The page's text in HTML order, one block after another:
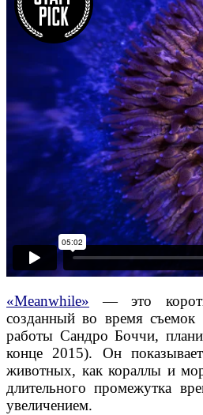
«Meanwhile» — это
созданный во время съемок
работы Сандро Боччи,
конце 2015). Он
животных, как кораллы и
длительного промежутка
увеличением.